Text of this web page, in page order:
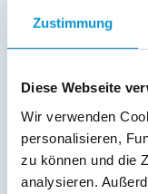
Zustimmung
Diese Webseite
Wir verwenden
personalisieren,
zu können und die
analysieren.
Kinderhochstuhl
Außenanlage:
Parkplatz
Grillplatz
Service:
Verpflegung: